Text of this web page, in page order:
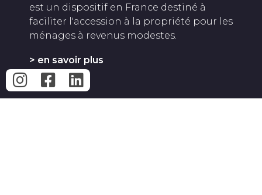
est un dispositif en France destiné à
faciliter l'accession à la propriété pour les
ménages à revenus modestes.
> en savoir plus